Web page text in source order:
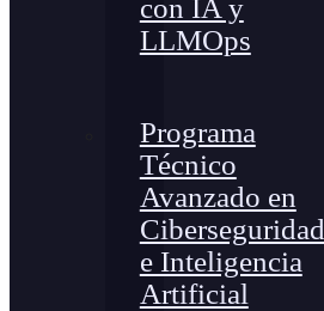
con IA y
LLMOps
Programa
Técnico
Avanzado en
Ciberseguridad
e Inteligencia
Artificial